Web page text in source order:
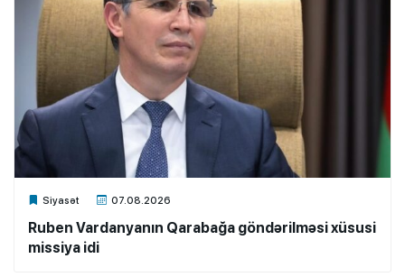
Siyasət 07.08.2026
Xalq.Online
Ruben Vardanyanın Qarabağa göndərilməsi xüsusi
missiya idi